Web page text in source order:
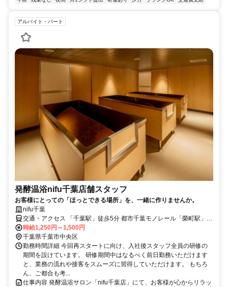
アルバイト・パート
発酵温浴nifu千葉店舗スタッフ
お客様にとっての「ほっとできる場所」を、一緒に作りませんか。
nifu千葉
交通・アクセス 「千葉駅」徒歩5分 都市千葉モノレール「榮町駅」徒
歩3分
時給1,250円～1,500円
千葉県千葉市中央区
勤務時間詳細 今回再スタートに向け、入社後スタッフ全員の研修の
期間を設けています。 研修期間中はなるべく前日勤務いただけます
と、業務の流れや接客をスムーズに習得していただけます。 もちろ
ん、ご都合も考...
仕事内容 発酵温浴サロン「nifu千葉店」にて、お客様が心からリラッ